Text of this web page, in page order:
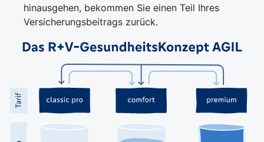
hinausgehen, bekommen Sie einen Teil Ihres
Versicherungsbeitrags zurück.